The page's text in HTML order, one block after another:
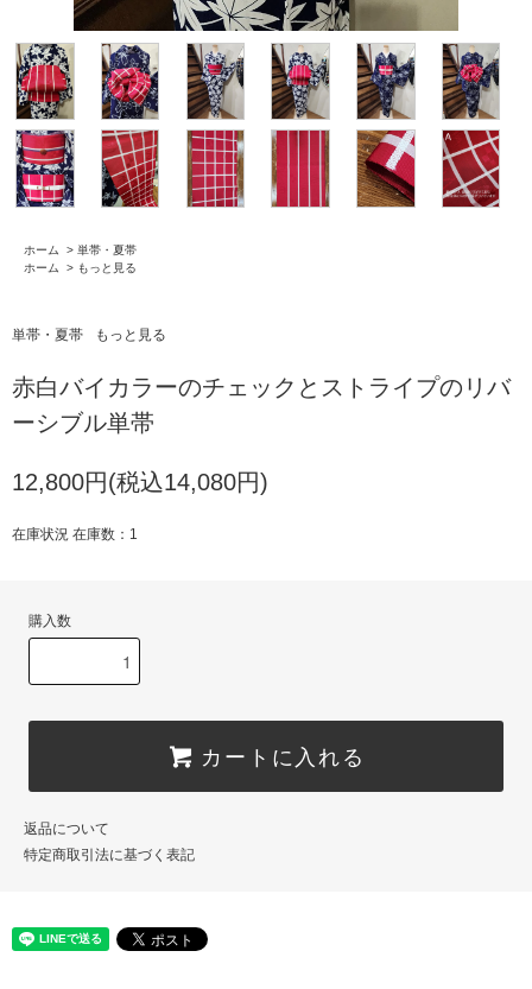
ホーム > 単帯・夏帯
ホーム
> もっと見る
単帯・夏帯 もっと見る
赤白バイカラーのチェックとストライプのリバ
ーシブル単帯
12,800円(税込14,080円)
在庫状況 在庫数：1
購入数
カートに入れる
返品について
特定商取引法に基づく表記